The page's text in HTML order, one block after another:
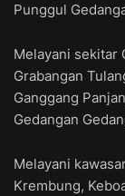
Punggul
Melayani sekitar
Grabangan
Ganggang
Gedangan
Melayani
Krembung,